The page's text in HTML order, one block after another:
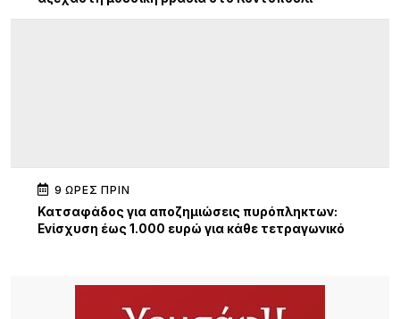
9 ΏΡΕΣ ΠΡΙΝ
Κατσαφάδος για αποζημιώσεις πυρόπληκτων:
Ενίσχυση έως 1.000 ευρώ για κάθε τετραγωνικό
9 ΏΡΕΣ ΠΡΙΝ